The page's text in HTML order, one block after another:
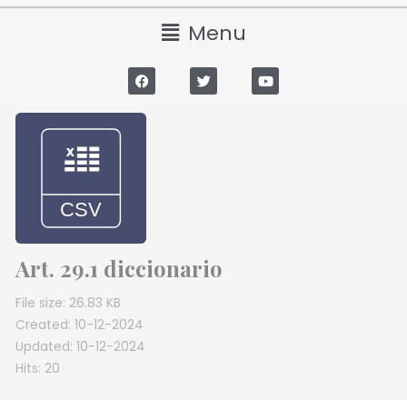
Menu
Art. 29.1 diccionario
File size: 26.83 KB
Created: 10-12-2024
Updated: 10-12-2024
Hits: 20